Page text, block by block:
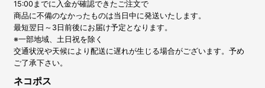
15:00までに入金が確認できたご注文で
商品に不備のなかったものは当日中に発送いたします。
最短翌日～3日前後にお届け予定となります。
※一部地域、土日祝を除く
交通状況や天候により配送に遅れが生じる場合がございます。予め
ご了承下さい。
ネコポス